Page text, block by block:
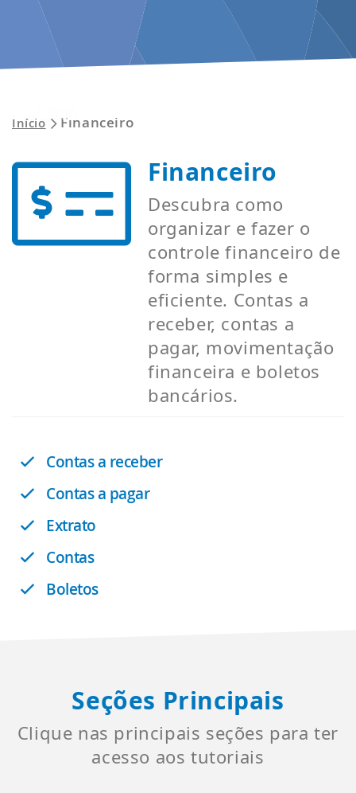
Início Financeiro
Financeiro
Descubra como
organizar e fazer o
controle financeiro de
forma simples e
eficiente. Contas a
receber, contas a
pagar, movimentação
financeira e boletos
bancários.
Contas a receber
Contas a pagar
Extrato
Contas
Boletos
Seções Principais
Clique nas principais seções para ter
acesso aos tutoriais